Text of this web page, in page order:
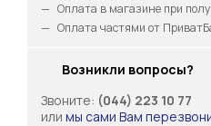
Оплата в магазине при
Оплата частями от
Возникли вопросы?
Звоните: (044) 223 10 77
или мы сами Вам